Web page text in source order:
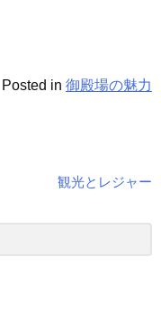
Posted in 御殿場の魅力
観光とレジャー